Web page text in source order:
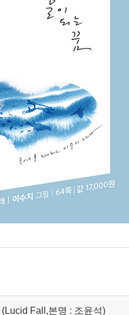
(Lucid Fall,본명 : 조윤석)